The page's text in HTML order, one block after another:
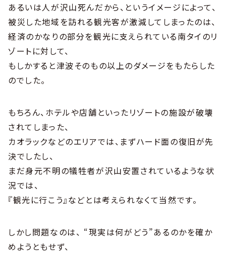
あるいは人が沢山死んだから、というイメージによって、
被災した地域を訪れる観光客が激減してしまったのは、
経済のかなりの部分を観光に支えられている南タイのリ
ゾートに対して、
もしかすると津波そのもの以上のダメージをもたらした
のでした。
もちろん、ホテルや店舗といったリゾートの施設が破壊
されてしまった、
カオラックなどのエリアでは、まずハード面の復旧が先
決でしたし、
まだ身元不明の犠牲者が沢山安置されているような状
況では、
『観光に行こう』などとは考えられなくて当然です。
しかし問題なのは、 “現実は何がどう”あるのかを確か
めようともせず、